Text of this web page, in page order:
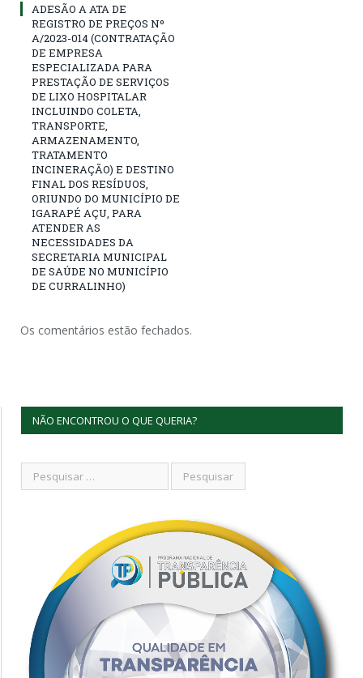
ADESÃO A ATA DE
REGISTRO DE PREÇOS Nº
A/2023-014 (CONTRATAÇÃO
DE EMPRESA
ESPECIALIZADA PARA
PRESTAÇÃO DE SERVIÇOS
DE LIXO HOSPITALAR
INCLUINDO COLETA,
TRANSPORTE,
ARMAZENAMENTO,
TRATAMENTO
INCINERAÇÃO) E DESTINO
FINAL DOS RESÍDUOS,
ORIUNDO DO MUNICÍPIO DE
IGARAPÉ AÇU, PARA
ATENDER AS
NECESSIDADES DA
SECRETARIA MUNICIPAL
DE SAÚDE NO MUNICÍPIO
DE CURRALINHO)
Os comentários estão fechados.
NÃO ENCONTROU O QUE QUERIA?